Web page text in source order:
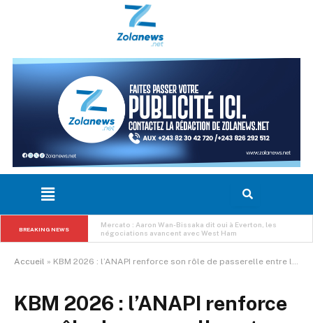
BREAKING NEWS
Mercato : Aaron Wan-Bissaka dit oui à Everton, les
négociations avancent avec West Ham
Accueil » KBM 2026 : l’ANAPI renforce son rôle de passerelle entre la RDC et les investisseurs à Kolwezi
KBM 2026 : l’ANAPI renforce